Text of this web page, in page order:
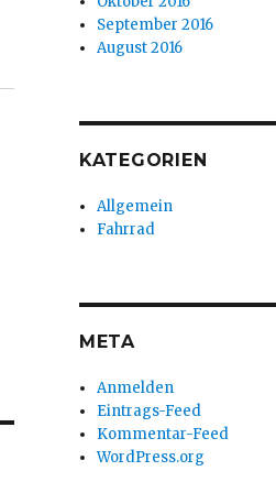
September 2016
August 2016
KATEGORIEN
Allgemein
Fahrrad
META
Anmelden
Eintrags-Feed
Kommentar-Feed
WordPress.org